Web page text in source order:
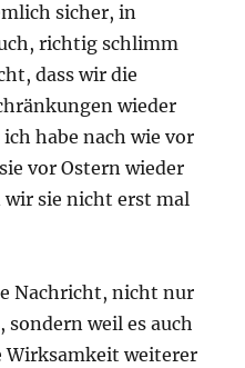
sicher, in
richtig schlimm
dass wir die
wieder
habe nach wie vor
vor Ostern wieder
sie nicht erst mal
Nachricht, nicht nur
weil es auch
Wirksamkeit weiterer